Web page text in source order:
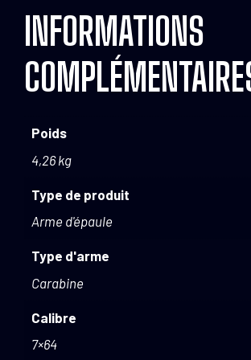
INFORMATIONS
Poids
4,26 kg
Type de produit
Arme d'épaule
Type d'arme
Carabine
Calibre
7×64